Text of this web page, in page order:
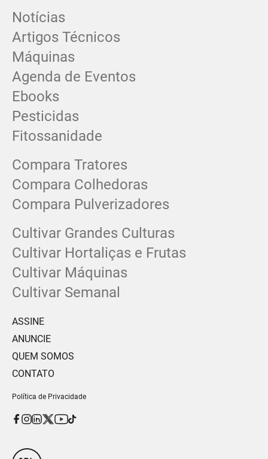
Notícias
Artigos Técnicos
Máquinas
Agenda de Eventos
Ebooks
Pesticidas
Fitossanidade
Compara Tratores
Compara Colhedoras
Compara Pulverizadores
Cultivar Grandes Culturas
Cultivar Hortaliças e Frutas
Cultivar Máquinas
Cultivar Semanal
ASSINE
ANUNCIE
QUEM SOMOS
CONTATO
Política de Privacidade